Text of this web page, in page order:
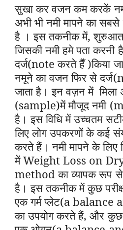
सुखा कर वजन कम करकें
अभी भी नमी मापने का
है । इस तकनीक में,
जिसकी नमी हमे पता करनी
दर्ज(note करते हैँ )किया
नमूने का वजन फिर से
जाता है। इन वज़न में
(sample)में मौजूद नमी
है। इस विधि में उच्चतम
लिए लोग उपकरणों के कई
करते हैं। नमी मापने के लिए
मेंWeight Loss on
method काव्यापक रूप से
है। इस तकनीक में कुछ
एक गर्म प्लेट(a
का उपयोग करते हैं, और